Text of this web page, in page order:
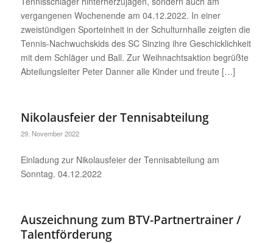
vergangenen Wochenende am 04.12.2022. In einer
zweistündigen Sporteinheit in der Schulturnhalle zeigten die
Tennis-Nachwuchskids des SC Sinzing ihre Geschicklichkeit
mit dem Schläger und Ball. Zur Weihnachtsaktion begrüßte
Abteilungsleiter Peter Danner alle Kinder und freute […]
Nikolausfeier der Tennisabteilung
29. November 2022
Einladung zur Nikolausfeier der Tennisabteilung am
Sonntag. 04.12.2022
Auszeichnung zum BTV-Partnertrainer /
Talentförderung